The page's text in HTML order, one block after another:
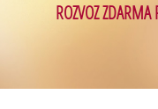
ROZVOZ